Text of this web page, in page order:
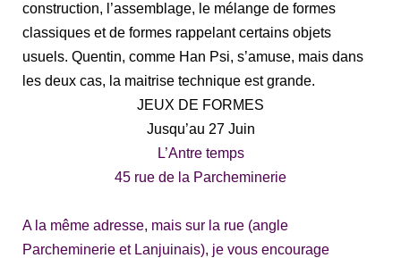
construction, l’assemblage, le mélange de formes
classiques et de formes rappelant certains objets
usuels. Quentin, comme Han Psi, s’amuse, mais dans
les deux cas, la maitrise technique est grande.
JEUX DE FORMES
Jusqu’au 27 Juin
L’Antre temps
45 rue de la Parcheminerie
A la même adresse, mais sur la rue (angle
Parcheminerie et Lanjuinais), je vous encourage